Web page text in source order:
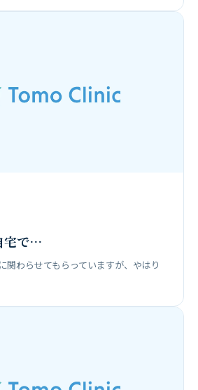
宅で…
関わらせてもらっていますが、やはり